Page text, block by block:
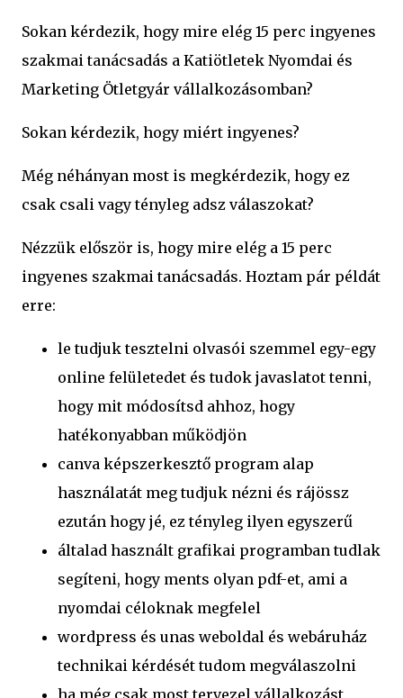
Sokan kérdezik, hogy mire elég 15 perc ingyenes
szakmai tanácsadás a Katiötletek Nyomdai és
Marketing Ötletgyár vállalkozásomban?
Sokan kérdezik, hogy miért ingyenes?
Még néhányan most is megkérdezik, hogy ez
csak csali vagy tényleg adsz válaszokat?
Nézzük először is, hogy mire elég a 15 perc
ingyenes szakmai tanácsadás. Hoztam pár példát
erre:
le tudjuk tesztelni olvasói szemmel egy-egy
online felületedet és tudok javaslatot tenni,
hogy mit módosítsd ahhoz, hogy
hatékonyabban működjön
canva képszerkesztő program alap
használatát meg tudjuk nézni és rájössz
ezután hogy jé, ez tényleg ilyen egyszerű
általad használt grafikai programban tudlak
segíteni, hogy ments olyan pdf-et, ami a
nyomdai céloknak megfelel
wordpress és unas weboldal és webáruház
technikai kérdését tudom megválaszolni
ha még csak most tervezel vállalkozást